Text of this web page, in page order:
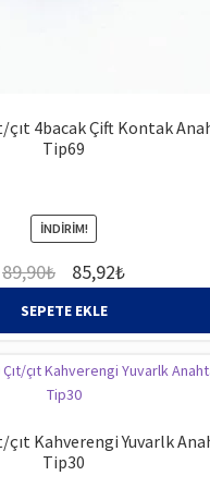
çıt 4bacak Çift Kontak
Tip69
İNDIRIM!
89,90₺
Orijinal
fiyat:
89,90₺.
85,92₺Şu
fiyat:
85,92₺.
SEPETE EKLE
çıt Kahverengi Yuvarlk
Tip30